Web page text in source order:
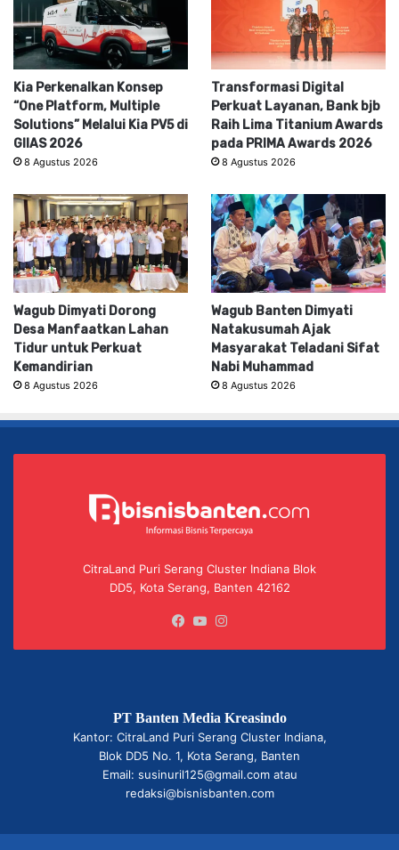
Kia Perkenalkan Konsep
“One Platform, Multiple
Solutions” Melalui Kia PV5 di
GIIAS 2026
8 Agustus 2026
Transformasi Digital
Perkuat Layanan, Bank bjb
Raih Lima Titanium Awards
pada PRIMA Awards 2026
8 Agustus 2026
Wagub Dimyati Dorong
Desa Manfaatkan Lahan
Tidur untuk Perkuat
Kemandirian
8 Agustus 2026
Wagub Banten Dimyati
Natakusumah Ajak
Masyarakat Teladani Sifat
Nabi Muhammad
8 Agustus 2026
CitraLand Puri Serang Cluster Indiana Blok
DD5, Kota Serang, Banten 42162
Facebook
YouTube
PT Banten Media Kreasindo
Kantor: CitraLand Puri Serang Cluster Indiana,
Blok DD5 No. 1, Kota Serang, Banten
Email: susinuril125@gmail.com atau
redaksi@bisnisbanten.com